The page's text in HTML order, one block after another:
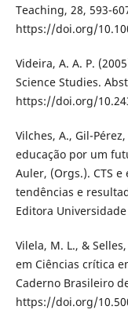
Teaching, 28, 593-
https://doi.org/
Videira, A. A. P.
Science Studies.
https://doi.org/
Vilches, A., Gil-Pérez,
educação por um
Auler, (Orgs.). CTS
tendências e
Editora
Vilela, M. L., &
em Ciências crítica
Caderno Brasileiro
https://doi.org/